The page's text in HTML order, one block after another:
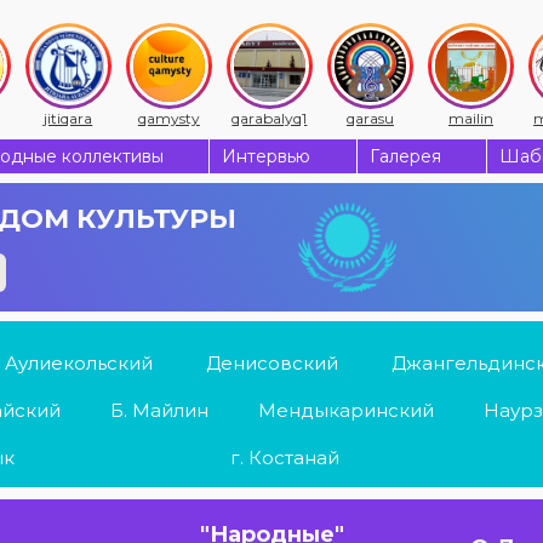
jitiqara qamysty qarabalyq1 qarasu mailin
коллективы Интервью Галерея
КУЛЬТУРЫ
Аулиекольский Денисовский
Б. Майлин Мендыкаринский
г. Костанай
"Народные"